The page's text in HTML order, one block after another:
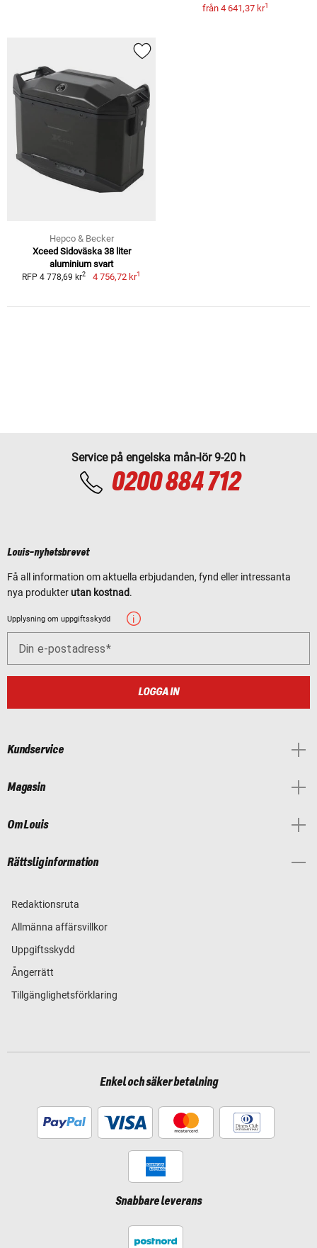
från 4 641,37 kr1
Hepco & Becker
Xceed Sidoväska 38 liter
aluminium svart
RFP 4 778,69 kr2 4 756,72 kr1
Service på engelska mån-lör 9-20 h
0200 884 712
Louis-nyhetsbrevet
Få all information om aktuella erbjudanden, fynd eller intressanta
nya produkter utan kostnad.
Upplysning om uppgiftsskydd
Din e-postadress
LOGGA IN
Kundservice
Magasin
Om Louis
Rättslig information
Redaktionsruta
Allmänna affärsvillkor
Uppgiftsskydd
Ångerrätt
Tillgänglighetsförklaring
Enkel och säker betalning
Snabbare leverans